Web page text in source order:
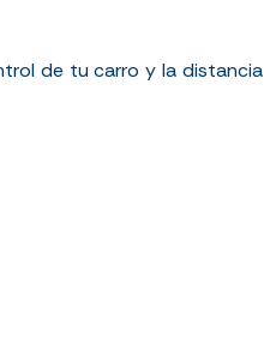
de tu carro y la distancia